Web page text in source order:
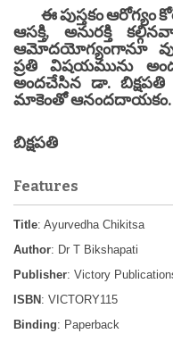
ఈ పుస్తకం ఆరోగ్యం
ఆసక్తి, అనురక్తి
ఆమోదయోగ్యంగానూ
ప్రతి విషయమును
అందచేసిన డా. బిక్షపతి
మాకెంతో ఆనందదాయకం.
-
బిక్షపతి
Features
Title: Ayurvedha Chikitsa
Author: Dr T Bikshapati
Publisher: Victory
ISBN : VICTORY115
Binding: Paperback